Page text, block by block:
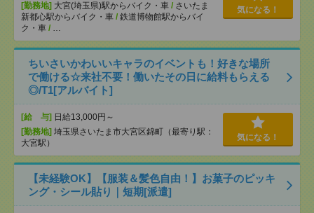
[勤務地] 大宮(埼玉県)駅からバイク・車 / さいたま
新都心駅からバイク・車 / 鉄道博物館駅からバイ
ク・車 / …
気になる！
ちいさいかわいいキャラのイベントも！好きな場所
で働ける☆来社不要！働いたその日に給料もらえる
◎/T1[アルバイト]
[給 与] 日給13,000円～
[勤務地] 埼玉県さいたま市大宮区錦町（最寄り駅：
大宮駅）
気になる！
【未経験OK】【服装＆髪色自由！】お菓子のピッキ
ング・シール貼り｜短期[派遣]